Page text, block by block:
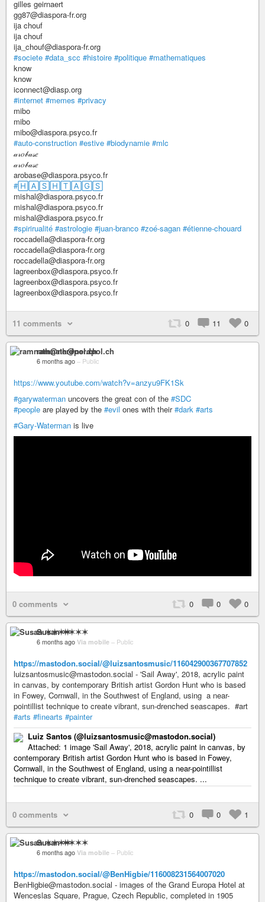
gilles geirnaert
gg87@diaspora-fr.org
ija chouf
ija chouf
ija_chouf@diaspora-fr.org
#societe #data_scc #histoire #politique #mathematiques
know
know
iconnect@diasp.org
#internet #memes #privacy
mibo
mibo
mibo@diaspora.psyco.fr
#auto-construction #estive #biodynamie #mlc
𝒶𝓇𝑜𝒷𝒶𝓈𝑒
𝒶𝓇𝑜𝒷𝒶𝓈𝑒
arobase@diaspora.psyco.fr
#🄷🄰🅂🄷🅃🄰🄶🅂
mishal@diaspora.psyco.fr
mishal@diaspora.psyco.fr
mishal@diaspora.psyco.fr
#spirirualité #astrologie #juan-branco #zoé-sagan #étienne-chouard
roccadella@diaspora-fr.org
roccadella@diaspora-fr.org
roccadella@diaspora-fr.org
lagreenbox@diaspora.psyco.fr
lagreenbox@diaspora.psyco.fr
lagreenbox@diaspora.psyco.fr
11 comments 0 11 0
ramnath@nerdpol.ch
6 months ago – Public
https://www.youtube.com/watch?v=anzyu9FK1Sk
#garywaterman uncovers the great con of the #SDC
#people are played by the #evil ones with their#dark #arts
#Gary-Waterman is live
0 comments 0 0 0
Susan ✶✶✶✶
6 months ago Via mobile – Public
https://mastodon.social/@luizsantosmusic/116042900367707852
luizsantosmusic@mastodon.social - 'Sail Away', 2018, acrylic paint
in canvas, by contemporary British artist Gordon Hunt who is based
in Fowey, Cornwall, in the Southwest of England, using a near-
pointillist technique to create vibrant, sun-drenched seascapes. #art
#arts #finearts #painter
Luiz Santos (@luizsantosmusic@mastodon.social)
Attached: 1 image 'Sail Away', 2018, acrylic paint in canvas, by
contemporary British artist Gordon Hunt who is based in Fowey,
Cornwall, in the Southwest of England, using a near-pointillist
technique to create vibrant, sun-drenched seascapes. ...
0 comments 0 0 1
Susan ✶✶✶✶
6 months ago Via mobile – Public
https://mastodon.social/@BenHigbie/116008231564007020
BenHigbie@mastodon.social - images of the Grand Europa Hotel at
Wenceslas Square, Prague, Czech Republic, completed in 1905